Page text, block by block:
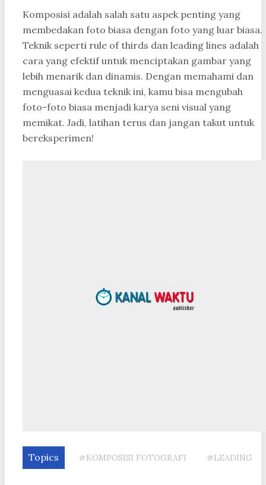
Komposisi adalah salah satu aspek penting yang
membedakan foto biasa dengan foto yang luar biasa.
Teknik seperti rule of thirds dan leading lines adalah
cara yang efektif untuk menciptakan gambar yang
lebih menarik dan dinamis. Dengan memahami dan
menguasai kedua teknik ini, kamu bisa mengubah
foto-foto biasa menjadi karya seni visual yang
memikat. Jadi, latihan terus dan jangan takut untuk
bereksperimen!
Topics #KOMPOSISI FOTOGRAFI #LEADING